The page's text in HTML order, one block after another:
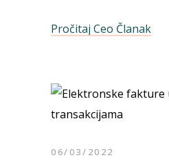
Pročitaj Ceo Članak
06/03/2022